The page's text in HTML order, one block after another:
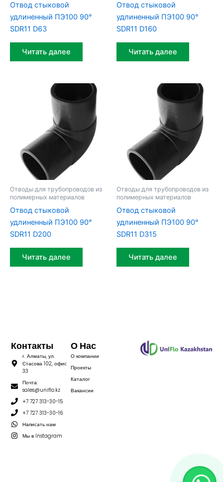
Отвод стыковой
удлиненный ПЭ100 90°
SDR11 D63
Читать далее
Отвод стыковой
удлиненный ПЭ100 90°
SDR11 D160
Читать далее
Отводы для трубопроводов из
полимерных материалов
Отвод стыковой
удлиненный ПЭ100 90°
SDR11 D200
Читать далее
Отводы для трубопроводов из
полимерных материалов
Отвод стыковой
удлиненный ПЭ100 90°
SDR11 D315
Читать далее
О Нас
О компании
Проекты
Каталог
Вакансии
Контакты
г. Алматы, ул.
Стасова 102, офис
33
Почта:
sales@uniflo.kz
+7 727 313-30-15
+7 727 313-30-16
Написать нам
Мы в Instagram